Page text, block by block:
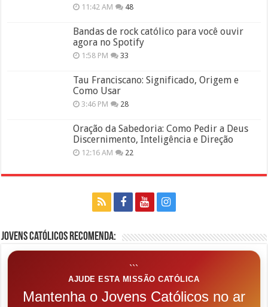
11:42 AM 48
Bandas de rock católico para você ouvir
agora no Spotify
1:58 PM 33
Tau Franciscano: Significado, Origem e
Como Usar
3:46 PM 28
Oração da Sabedoria: Como Pedir a Deus
Discernimento, Inteligência e Direção
12:16 AM 22
Jovens Católicos Recomenda:
```
AJUDE ESTA MISSÃO CATÓLICA
Mantenha o Jovens Católicos no ar